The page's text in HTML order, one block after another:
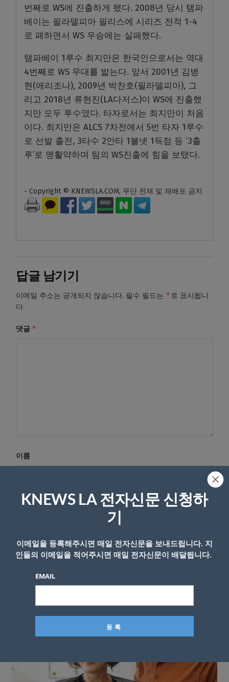
번째로 WS에 진출하게 됐다. 2008년 당시 탬파
베이는 필라델피아 필리스에 시리즈 전적 1-4
로 패하면서 WS 우승에는 실패했다.
탬파베이 1루수 최지만은 한국인으로서는 역대
4번째로 WS 무대를 밟는다. 앞서 2001년 김병
현(애리조나), 2009년 박찬호(필라델피아), 그
리고 2018년 류현진(LA다저스)이 WS에 진출했
지만 모두 투수였다. 타자로서는 최지만이 처음
이다. 최지만은 ALCS 7차전에서 5번 타자 1루수
로 선발 출전, 3타수 2안타 1볼넷 1득점 등 ‘3출
루’로 맹활약하며 팀의 WS진출에 힘을 보탰다.
- Copyright © KNEWSLA.COM, 무단 전재 및 재배포 금지
답글 남기기
이메일 주소는 공개되지 않습니다. 필수 필드는 *로 표시됩니
다
댓글 *
이름
KNEWS LA 전자신문 신청하
기
이메일을 등록해주시면 매일 전자신문을 보내드립니다. 지
인들의 이메일을 적어주시면 매일 전자신문이 배달됩니다.
EMAIL